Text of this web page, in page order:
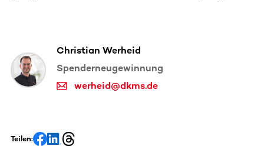
Christian Werheid
Spenderneugewinnung
werheid@dkms.de
Teilen: